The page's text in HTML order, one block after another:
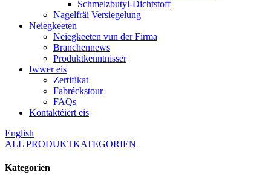
Schmelzbutyl-Dichtstoff
Nagelfräi Versiegelung
Neiegkeeten
Neiegkeeten vun der Firma
Branchennews
Produktkenntnisser
Iwwer eis
Zertifikat
Fabréckstour
FAQs
Kontaktéiert eis
English
ALL PRODUKTKATEGORIEN
Kategorien